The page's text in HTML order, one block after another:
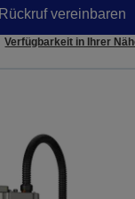
Rückruf vereinbaren
Verfügbarkeit in Ihrer